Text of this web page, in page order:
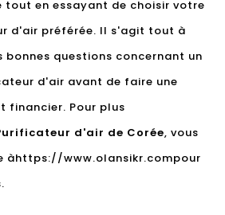
tout en essayant de choisir votre
d'air préférée. Il s'agit tout à
bonnes questions concernant un
d'air avant de faire une
financier. Pour plus
d'air de Corée, vous
àhttps://www.olansikr.compour